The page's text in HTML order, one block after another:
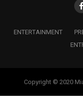
ENTERTAINMENT
Copyright © 2020